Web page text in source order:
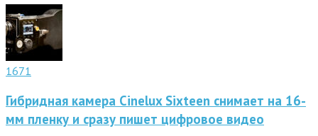
1671
Гибридная камера Cinelux Sixteen снимает на 16-
мм пленку и сразу пишет цифровое видео